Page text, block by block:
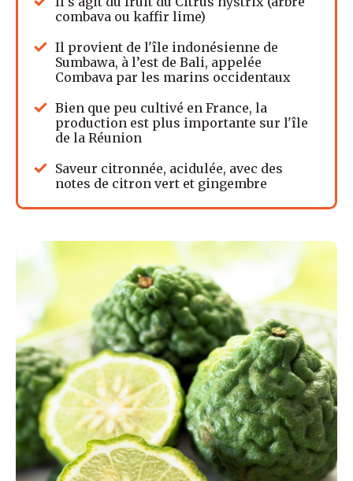
combava ou kaffir lime)
Il provient de l'île indonésienne de
Sumbawa, à l’est de Bali, appelée
Combava par les marins occidentaux
Bien que peu cultivé en France, la
production est plus importante sur l'île
de la Réunion
Saveur citronnée, acidulée, avec des
notes de citron vert et gingembre